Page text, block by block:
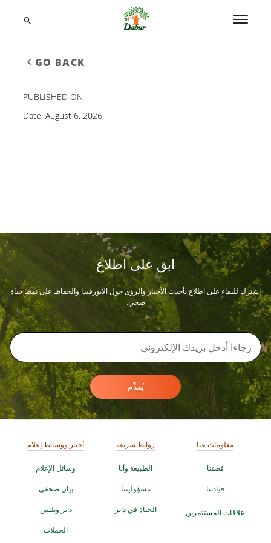
GO BACK
PUBLISHED ON
Date:August 6, 2026
ابق على اطلاع
اشترك للبقاء على اطلاع بأحدث الأخبار والرؤى حول الأيورفيدا والحفاظ على نمط حياة
صحي.
يُقدِّم
معلومات عنا
قصتنا
قيادتنا
علاقات المستثمرين
روابط سريعة
الطبيعة وأنا
مسؤوليتنا
الحياة في دابر
أخبار ووسائط إعلام
وسائل الإعلام
بيان صحفي
دابر ويلنس
الحملات